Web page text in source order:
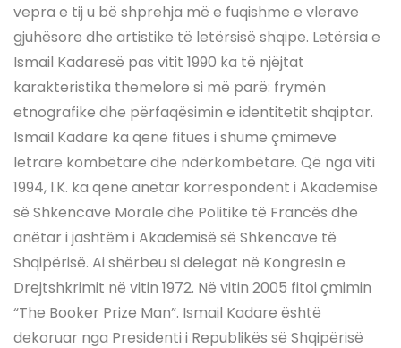
vepra e tij u bë shprehja më e fuqishme e vlerave
gjuhësore dhe artistike të letërsisë shqipe. Letërsia e
Ismail Kadaresë pas vitit 1990 ka të njëjtat
karakteristika themelore si më parë: frymën
etnografike dhe përfaqësimin e identitetit shqiptar.
Ismail Kadare ka qenë fitues i shumë çmimeve
letrare kombëtare dhe ndërkombëtare. Që nga viti
1994, I.K. ka qenë anëtar korrespondent i Akademisë
së Shkencave Morale dhe Politike të Francës dhe
anëtar i jashtëm i Akademisë së Shkencave të
Shqipërisë. Ai shërbeu si delegat në Kongresin e
Drejtshkrimit në vitin 1972. Në vitin 2005 fitoi çmimin
“The Booker Prize Man”. Ismail Kadare është
dekoruar nga Presidenti i Republikës së Shqipërisë